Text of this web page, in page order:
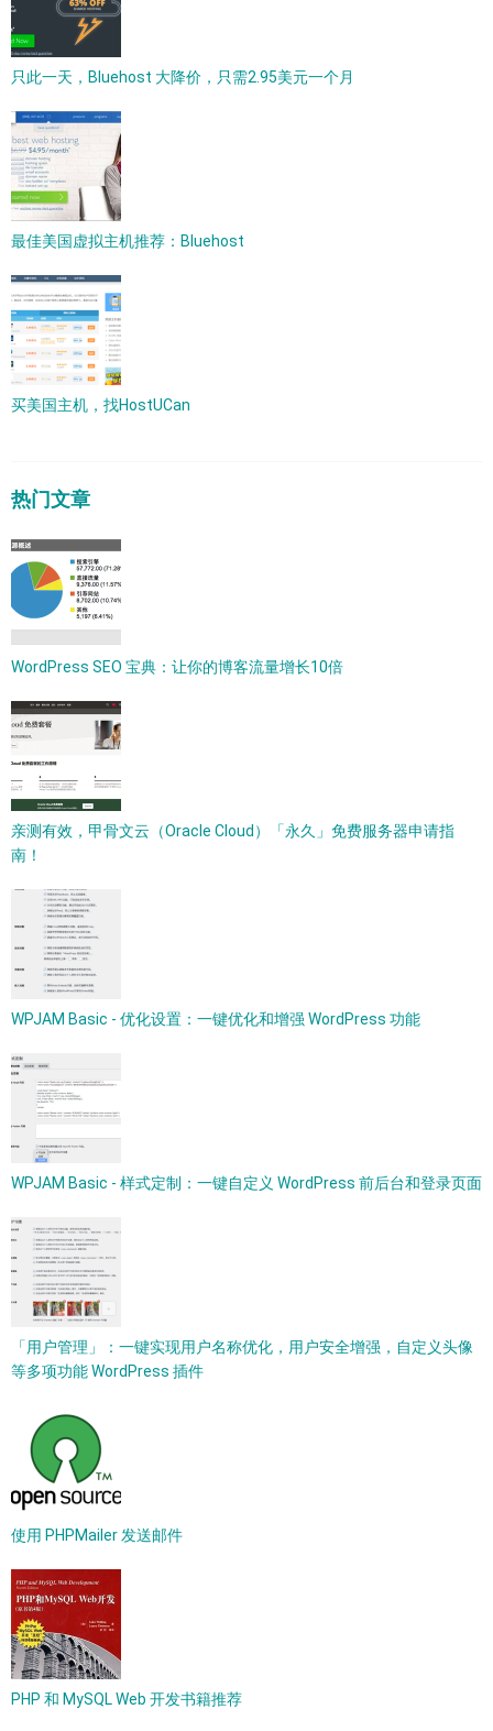
只此一天，Bluehost 大降价，只需2.95美元一个月
最佳美国虚拟主机推荐：Bluehost
买美国主机，找HostUCan
热门文章
WordPress SEO 宝典：让你的博客流量增长10倍
亲测有效，甲骨文云（Oracle Cloud）「永久」免费服务器申请指
南！
WPJAM Basic - 优化设置：一键优化和增强 WordPress 功能
WPJAM Basic - 样式定制：一键自定义 WordPress 前后台和登录页面
「用户管理」：一键实现用户名称优化，用户安全增强，自定义头像
等多项功能 WordPress 插件
使用 PHPMailer 发送邮件
PHP 和 MySQL Web 开发书籍推荐